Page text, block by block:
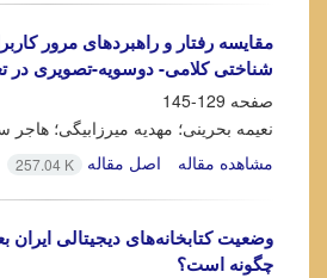
مقایسه رفتار و راهبردهای مرور
شناختی کلامی- دوسویه-تصویری در
صفحه 129-145
نعیمه بحرینی؛ مهدیه میرزابیگی؛ هاجر
مشاهده مقاله
اصل مقاله 257.04 K
وضعیت کتابخانه‌های دیجیتالی
چگونه است؟